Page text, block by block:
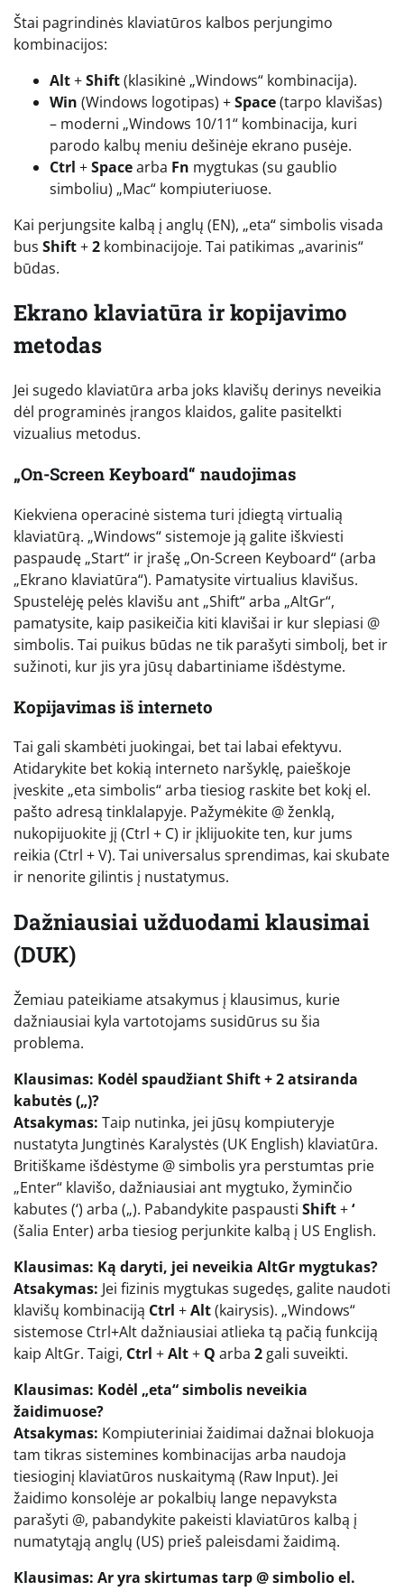
Štai pagrindinės klaviatūros kalbos perjungimo
kombinacijos:
Alt+Shift(klasikinė „Windows“ kombinacija).
Win (Windows logotipas) +Space(tarpo klavišas)
– moderni „Windows 10/11“ kombinacija, kuri
parodo kalbų meniu dešinėje ekrano pusėje.
Ctrl +Spacearba Fn mygtukas (su gaublio
simboliu) „Mac“ kompiuteriuose.
Kai perjungsite kalbą į anglų (EN), „eta“ simbolis visada
bus Shift+2 kombinacijoje. Tai patikimas „avarinis“
būdas.
Ekrano klaviatūra ir kopijavimo
metodas
Jei sugedo klaviatūra arba joks klavišų derinys neveikia
dėl programinės įrangos klaidos, galite pasitelkti
vizualius metodus.
„On-Screen Keyboard“ naudojimas
Kiekviena operacinė sistema turi įdiegtą virtualią
klaviatūrą. „Windows“ sistemoje ją galite iškviesti
paspaudę „Start“ ir įrašę „On-Screen Keyboard“ (arba
„Ekrano klaviatūra“). Pamatysite virtualius klavišus.
Spustelėję pelės klavišu ant „Shift“ arba „AltGr“,
pamatysite, kaip pasikeičia kiti klavišai ir kur slepiasi @
simbolis. Tai puikus būdas ne tik parašyti simbolį, bet ir
sužinoti, kur jis yra jūsų dabartiniame išdėstyme.
Kopijavimas iš interneto
Tai gali skambėti juokingai, bet tai labai efektyvu.
Atidarykite bet kokią interneto naršyklę, paieškoje
įveskite „eta simbolis“ arba tiesiog raskite bet kokį el.
pašto adresą tinklalapyje. Pažymėkite @ ženklą,
nukopijuokite jį (Ctrl + C) ir įklijuokite ten, kur jums
reikia (Ctrl + V). Tai universalus sprendimas, kai skubate
ir nenorite gilintis į nustatymus.
Dažniausiai užduodami klausimai
(DUK)
Žemiau pateikiame atsakymus į klausimus, kurie
dažniausiai kyla vartotojams susidūrus su šia
problema.
Klausimas: Kodėl spaudžiant Shift + 2 atsiranda
kabutės („)?
Atsakymas: Taip nutinka, jei jūsų kompiuteryje
nustatyta Jungtinės Karalystės (UK English) klaviatūra.
Britiškame išdėstyme @ simbolis yra perstumtas prie
„Enter“ klavišo, dažniausiai ant mygtuko, žyminčio
kabutes (‘) arba („). Pabandykite paspausti Shift+‘
(šalia Enter) arba tiesiog perjunkite kalbą į US English.
Klausimas: Ką daryti, jei neveikia AltGr mygtukas?
Atsakymas: Jei fizinis mygtukas sugedęs, galite naudoti
klavišų kombinaciją Ctrl +Alt(kairysis). „Windows“
sistemose Ctrl+Alt dažniausiai atlieka tą pačią funkciją
kaip AltGr. Taigi, Ctrl +Alt+ Q arba 2 gali suveikti.
Klausimas: Kodėl „eta“ simbolis neveikia
žaidimuose?
Atsakymas: Kompiuteriniai žaidimai dažnai blokuoja
tam tikras sistemines kombinacijas arba naudoja
tiesioginį klaviatūros nuskaitymą (Raw Input). Jei
žaidimo konsolėje ar pokalbių lange nepavyksta
parašyti @, pabandykite pakeisti klaviatūros kalbą į
numatytąją anglų (US) prieš paleisdami žaidimą.
Klausimas: Ar yra skirtumas tarp @ simbolio el.